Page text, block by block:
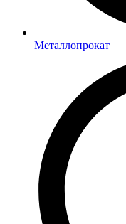
Металлопрокат